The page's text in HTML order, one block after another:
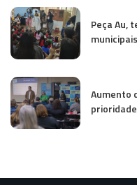
Peça Au,
Aumento